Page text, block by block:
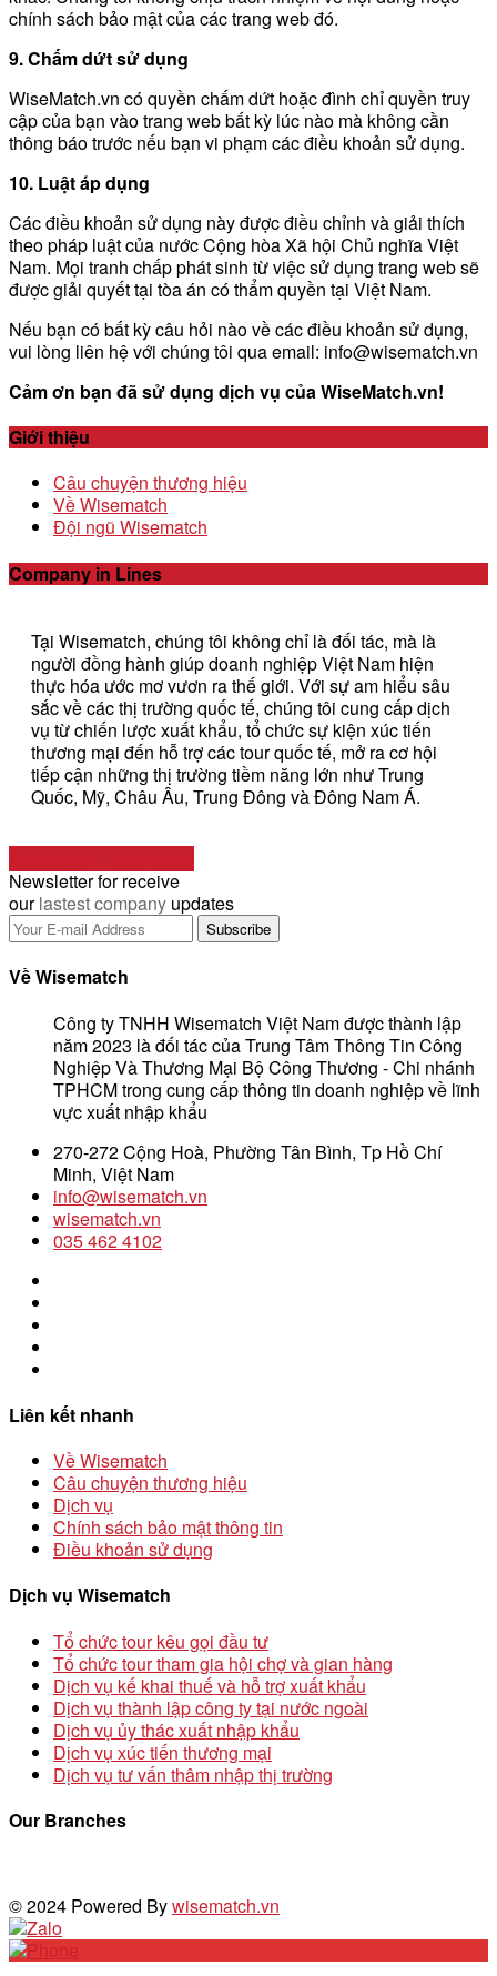
chính sách bảo mật của các trang web đó.
9. Chấm dứt sử dụng
WiseMatch.vn có quyền chấm dứt hoặc đình chỉ quyền truy
cập của bạn vào trang web bất kỳ lúc nào mà không cần
thông báo trước nếu bạn vi phạm các điều khoản sử dụng.
10. Luật áp dụng
Các điều khoản sử dụng này được điều chỉnh và giải thích
theo pháp luật của nước Cộng hòa Xã hội Chủ nghĩa Việt
Nam. Mọi tranh chấp phát sinh từ việc sử dụng trang web sẽ
được giải quyết tại tòa án có thẩm quyền tại Việt Nam.
Nếu bạn có bất kỳ câu hỏi nào về các điều khoản sử dụng,
vui lòng liên hệ với chúng tôi qua email: info@wisematch.vn
Cảm ơn bạn đã sử dụng dịch vụ của WiseMatch.vn!
Giới thiệu
Câu chuyện thương hiệu
Về Wisematch
Đội ngũ Wisematch
Company in Lines
Tại Wisematch, chúng tôi không chỉ là đối tác, mà là
người đồng hành giúp doanh nghiệp Việt Nam hiện
thực hóa ước mơ vươn ra thế giới. Với sự am hiểu sâu
sắc về các thị trường quốc tế, chúng tôi cung cấp dịch
vụ từ chiến lược xuất khẩu, tổ chức sự kiện xúc tiến
thương mại đến hỗ trợ các tour quốc tế, mở ra cơ hội
tiếp cận những thị trường tiềm năng lớn như Trung
Quốc, Mỹ, Châu Âu, Trung Đông và Đông Nam Á.
Newsletter for receive
ourlastest company updates
Về Wisematch
Công ty TNHH Wisematch Việt Nam được thành lập
năm 2023 là đối tác của Trung Tâm Thông Tin Công
Nghiệp Và Thương Mại Bộ Công Thương - Chi nhánh
TPHCM trong cung cấp thông tin doanh nghiệp về lĩnh
vực xuất nhập khẩu
270-272 Cộng Hoà, Phường Tân Bình, Tp Hồ Chí
Minh, Việt Nam
info@wisematch.vn
wisematch.vn
035 462 4102
Liên kết nhanh
Về Wisematch
Câu chuyện thương hiệu
Dịch vụ
Chính sách bảo mật thông tin
Điều khoản sử dụng
Dịch vụ Wisematch
Tổ chức tour kêu gọi đầu tư
Tổ chức tour tham gia hội chợ và gian hàng
Dịch vụ kế khai thuế và hỗ trợ xuất khẩu
Dịch vụ thành lập công ty tại nước ngoài
Dịch vụ ủy thác xuất nhập khẩu
Dịch vụ xúc tiến thương mại
Dịch vụ tư vấn thâm nhập thị trường
Our Branches
© 2024 Powered Bywisematch.vn